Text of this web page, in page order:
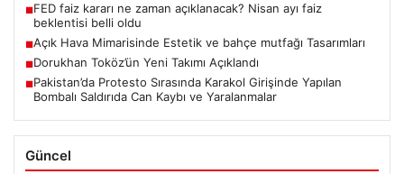
■FED faiz kararı ne zaman açıklanacak? Nisan ayı faiz
beklentisi belli oldu
■Açık Hava Mimarisinde Estetik ve bahçe mutfağı Tasarımları
■Dorukhan Toköz’ün Yeni Takımı Açıklandı
■Pakistan’da Protesto Sırasında Karakol Girişinde Yapılan
Bombalı Saldırıda Can Kaybı ve Yaralanmalar
Güncel